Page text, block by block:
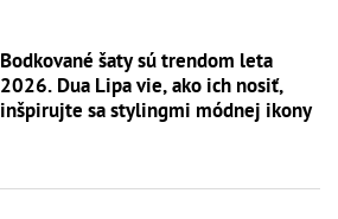
Bodkované šaty sú trendom leta
2026. Dua Lipa vie, ako ich nosiť,
inšpirujte sa stylingmi módnej ikony